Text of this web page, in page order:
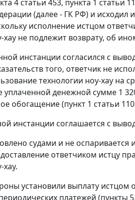
4 статьи 453, пункта 1 статьи
(далее - ГК РФ) и исходил
исполнение истцом
хау не подлежит возврату, об
инстанции согласился с
того, ответчик не
технологии ноу-хау на
денежной сумме 1
обогащение (пункт 1 статьи
инстанции соглашается с
судами и не
ответчиком истцу
хау.
установили выплату истцом
платежей (пункты